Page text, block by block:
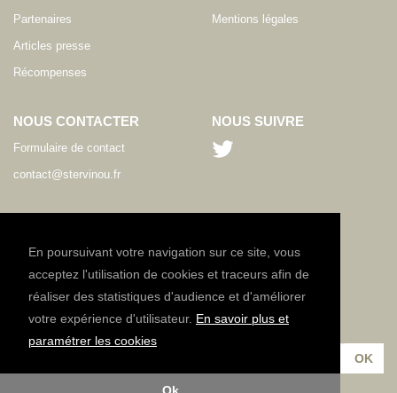
En poursuivant votre navigation sur ce site, vous
acceptez l'utilisation de cookies et traceurs afin de
réaliser des statistiques d'audience et d'améliorer
votre expérience d'utilisateur. En savoir plus et
paramétrer les cookies
Partenaires
Articles presse
Récompenses
Mentions légales
NOUS CONTACTER
Formulaire de contact
contact@stervinou.fr
FR
NOUS SUIVRE
NEWSLETTER
Inscrivez-vous à notre lettre d'information :